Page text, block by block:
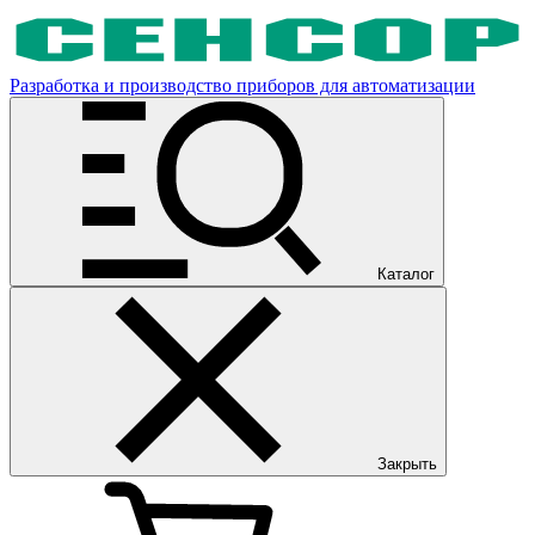
Разработка и производство приборов для автоматизации
Каталог
Закрыть